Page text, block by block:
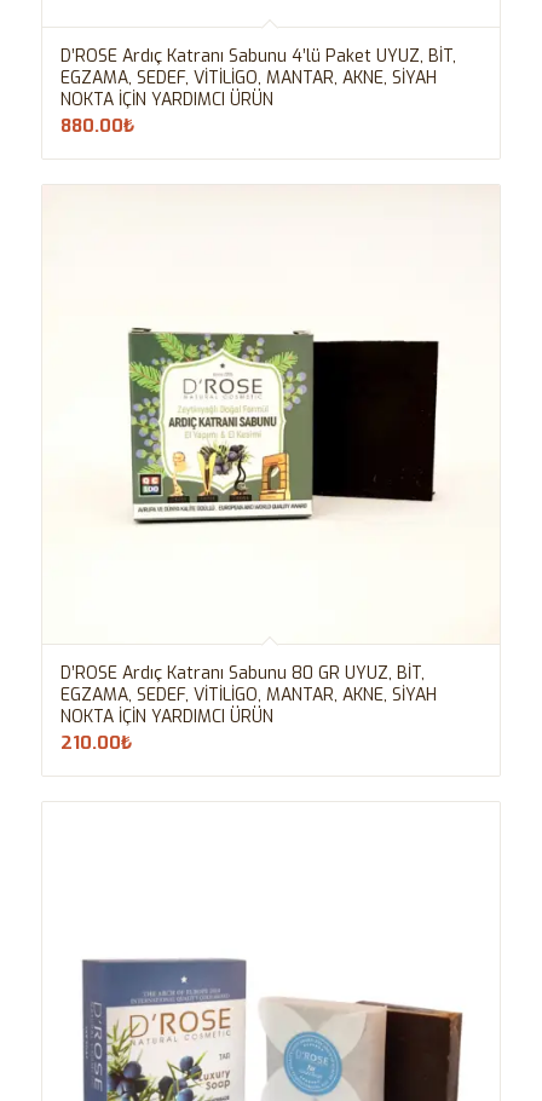
D’ROSE Ardıç Katranı Sabunu 4’lü Paket UYUZ, BİT,
EGZAMA, SEDEF, VİTİLİGO, MANTAR, AKNE, SİYAH
NOKTA İÇİN YARDIMCI ÜRÜN
880.00₺
D’ROSE Ardıç Katranı Sabunu 80 GR UYUZ, BİT,
EGZAMA, SEDEF, VİTİLİGO, MANTAR, AKNE, SİYAH
NOKTA İÇİN YARDIMCI ÜRÜN
210.00₺